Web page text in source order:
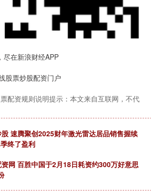
尽在新浪财经APP
股票炒股配资门户
配资规则说明提示：本文来自互联网，不代
速腾聚创2025财年激光雷达居品销售握续
终了盈利
网 百胜中国于2月18日耗资约300万好意思